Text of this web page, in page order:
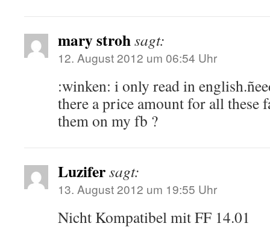
mary strohsagt:
12. August 2012 um 06:54 Uhr
:winken: i only read in
there a price amount for all these
them on my fb ?
Luzifersagt:
13. August 2012 um 19:55 Uhr
Nicht Kompatibel mit FF 14.01